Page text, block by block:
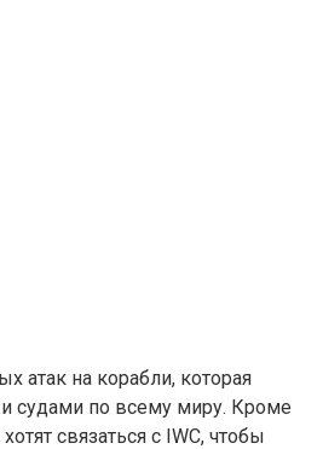
атак на корабли, которая
судами по всему миру. Кроме
связаться с IWC, чтобы